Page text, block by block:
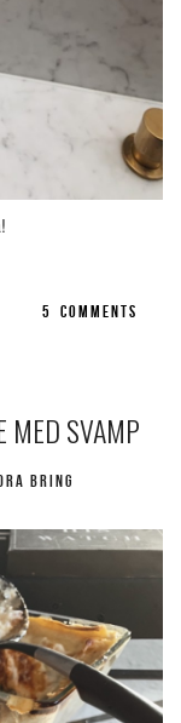
5 COMMENTS
MED SVAMP
Bring